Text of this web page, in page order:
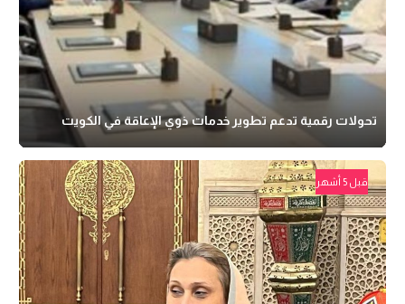
تحولات رقمية تدعم تطوير خدمات ذوي الإعاقة في الكويت
قبل 5 أشهر